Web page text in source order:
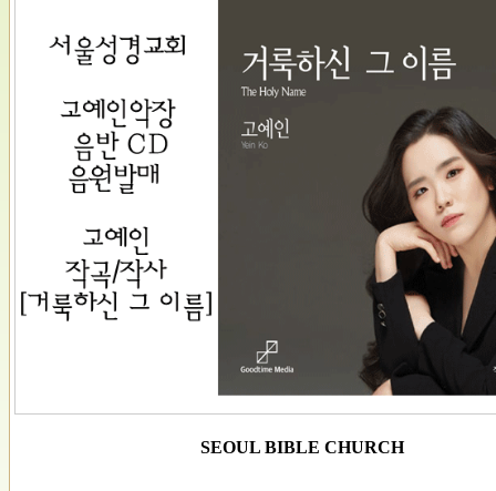
SEOUL BIBLE CHURCH